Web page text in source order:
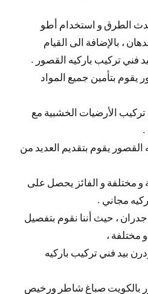
الطرق و استخدام أطو
، بالإضافة الى القيام
فني تركيب باركيه القصور .
يقوم بتأمين جميع المواد
الأرضيات الخشبية مع
.
القصور يقوم بتقديم العديد من
و مختلفة و الفائز يحصل على
مجاني .
، حيث أننا نقوم بتفصيل
مختلفة ،
بيد فني تركيب باركيه
بالكويت صباغ شاطر ورخيص